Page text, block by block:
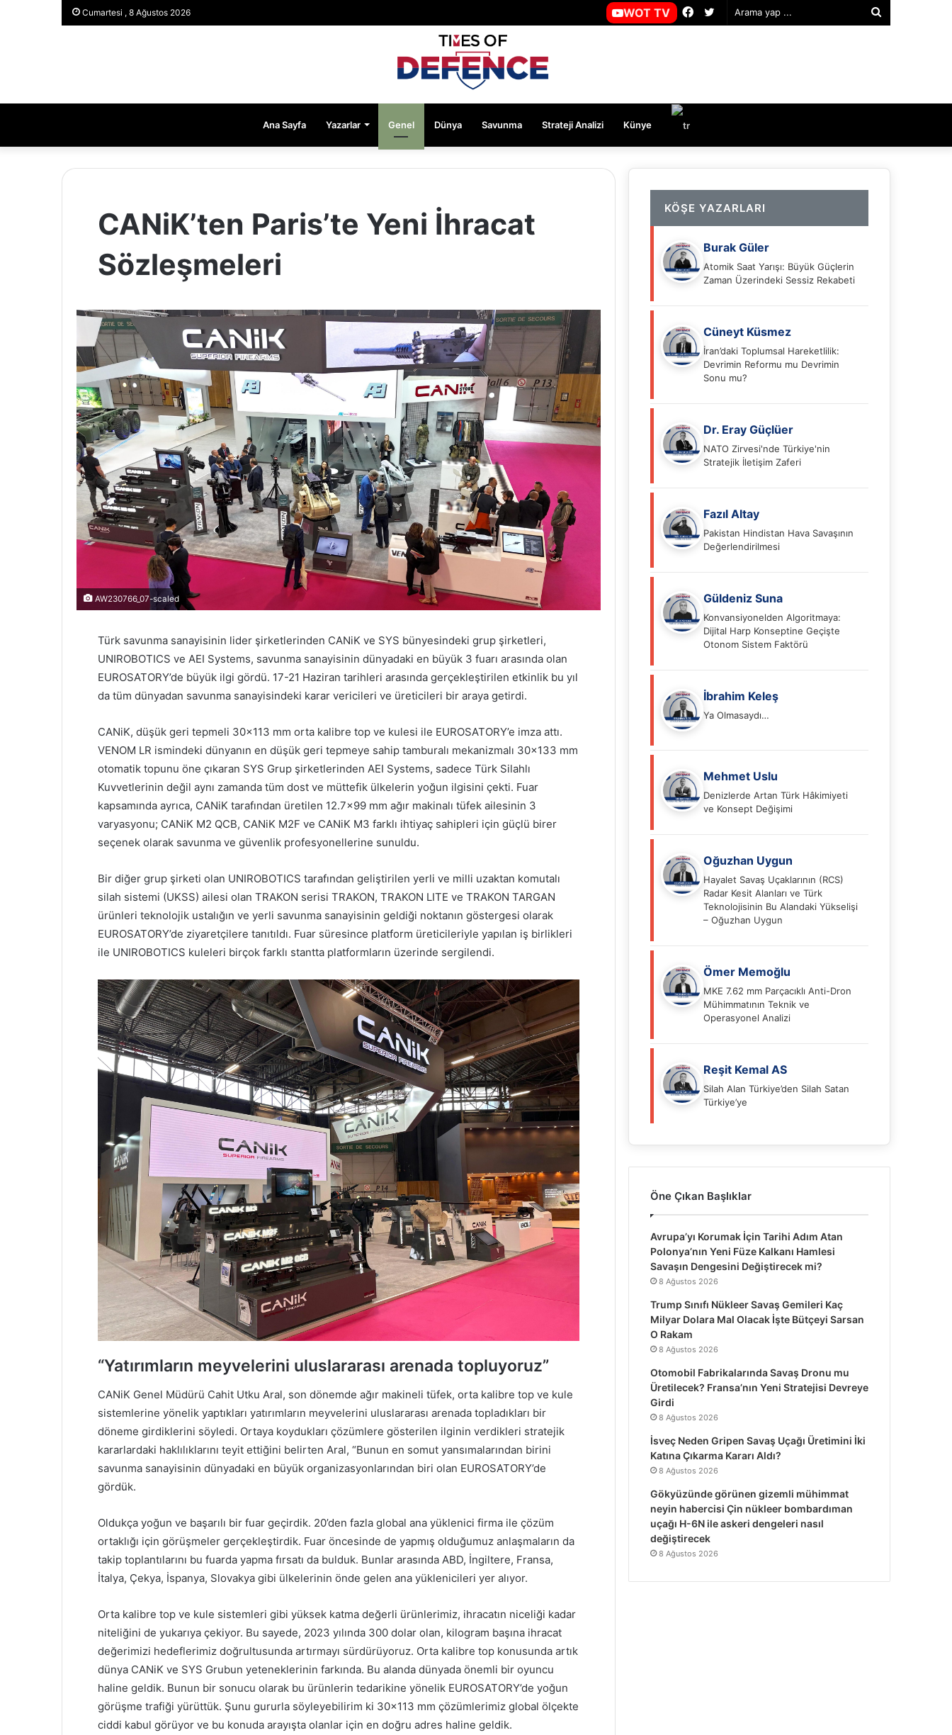
Cumartesi , 8 Ağustos 2026 Twitter
Facebook
WOT TV
Ana Sayfa Yazarlar Genel Dünya Savunma Strateji Analizi Künye
CANiK’ten Paris’te Yeni İhracat
Sözleşmeleri
AW230766_07-scaled
Türk savunma sanayisinin lider şirketlerinden CANiK ve SYS bünyesindeki grup şirketleri,
UNIROBOTICS ve AEI Systems, savunma sanayisinin dünyadaki en büyük 3 fuarı arasında olan
EUROSATORY’de büyük ilgi gördü. 17-21 Haziran tarihleri arasında gerçekleştirilen etkinlik bu yıl
da tüm dünyadan savunma sanayisindeki karar vericileri ve üreticileri bir araya getirdi.
CANiK, düşük geri tepmeli 30×113 mm orta kalibre top ve kulesi ile EUROSATORY’e imza attı.
VENOM LR ismindeki dünyanın en düşük geri tepmeye sahip tamburalı mekanizmalı 30×133 mm
otomatik topunu öne çıkaran SYS Grup şirketlerinden AEI Systems, sadece Türk Silahlı
Kuvvetlerinin değil aynı zamanda tüm dost ve müttefik ülkelerin yoğun ilgisini çekti. Fuar
kapsamında ayrıca, CANiK tarafından üretilen 12.7×99 mm ağır makinalı tüfek ailesinin 3
varyasyonu; CANiK M2 QCB, CANiK M2F ve CANiK M3 farklı ihtiyaç sahipleri için güçlü birer
seçenek olarak savunma ve güvenlik profesyonellerine sunuldu.
Bir diğer grup şirketi olan UNIROBOTICS tarafından geliştirilen yerli ve milli uzaktan komutalı
silah sistemi (UKSS) ailesi olan TRAKON serisi TRAKON, TRAKON LITE ve TRAKON TARGAN
ürünleri teknolojik ustalığın ve yerli savunma sanayisinin geldiği noktanın göstergesi olarak
EUROSATORY’de ziyaretçilere tanıtıldı. Fuar süresince platform üreticileriyle yapılan iş birlikleri
ile UNIROBOTICS kuleleri birçok farklı stantta platformların üzerinde sergilendi.
“Yatırımların meyvelerini uluslararası arenada topluyoruz”
CANiK Genel Müdürü Cahit Utku Aral, son dönemde ağır makineli tüfek, orta kalibre top ve kule
sistemlerine yönelik yaptıkları yatırımların meyvelerini uluslararası arenada topladıkları bir
döneme girdiklerini söyledi. Ortaya koydukları çözümlere gösterilen ilginin verdikleri stratejik
kararlardaki haklılıklarını teyit ettiğini belirten Aral, “Bunun en somut yansımalarından birini
savunma sanayisinin dünyadaki en büyük organizasyonlarından biri olan EUROSATORY’de
gördük.
Oldukça yoğun ve başarılı bir fuar geçirdik. 20’den fazla global ana yüklenici firma ile çözüm
ortaklığı için görüşmeler gerçekleştirdik. Fuar öncesinde de yapmış olduğumuz anlaşmaların da
takip toplantılarını bu fuarda yapma fırsatı da bulduk. Bunlar arasında ABD, İngiltere, Fransa,
İtalya, Çekya, İspanya, Slovakya gibi ülkelerinin önde gelen ana yüklenicileri yer alıyor.
Orta kalibre top ve kule sistemleri gibi yüksek katma değerli ürünlerimiz, ihracatın niceliği kadar
niteliğini de yukarıya çekiyor. Bu sayede, 2023 yılında 300 dolar olan, kilogram başına ihracat
değerimizi hedeflerimiz doğrultusunda artırmayı sürdürüyoruz. Orta kalibre top konusunda artık
dünya CANiK ve SYS Grubun yeteneklerinin farkında. Bu alanda dünyada önemli bir oyuncu
haline geldik. Bunun bir sonucu olarak bu ürünlerin tedarikine yönelik EUROSATORY’de yoğun
görüşme trafiği yürüttük. Şunu gururla söyleyebilirim ki 30×113 mm çözümlerimiz global ölçekte
ciddi kabul görüyor ve bu konuda arayışta olanlar için en doğru adres haline geldik.
KÖŞE YAZARLARI
Burak Güler
Atomik Saat Yarışı: Büyük Güçlerin
Zaman Üzerindeki Sessiz Rekabeti
Cüneyt Küsmez
İran’daki Toplumsal Hareketlilik:
Devrimin Reformu mu Devrimin
Sonu mu?
Dr. Eray Güçlüer
NATO Zirvesi'nde Türkiye'nin
Stratejik İletişim Zaferi
Fazıl Altay
Pakistan Hindistan Hava Savaşının
Değerlendirilmesi
Güldeniz Suna
Konvansiyonelden Algoritmaya:
Dijital Harp Konseptine Geçişte
Otonom Sistem Faktörü
İbrahim Keleş
Ya Olmasaydı…
Mehmet Uslu
Denizlerde Artan Türk Hâkimiyeti
ve Konsept Değişimi
Oğuzhan Uygun
Hayalet Savaş Uçaklarının (RCS)
Radar Kesit Alanları ve Türk
Teknolojisinin Bu Alandaki Yükselişi
– Oğuzhan Uygun
Ömer Memoğlu
MKE 7.62 mm Parçacıklı Anti-Dron
Mühimmatının Teknik ve
Operasyonel Analizi
Reşit Kemal AS
Silah Alan Türkiye’den Silah Satan
Türkiye’ye
Öne Çıkan Başlıklar
Avrupa’yı Korumak İçin Tarihi Adım Atan
Polonya’nın Yeni Füze Kalkanı Hamlesi
Savaşın Dengesini Değiştirecek mi?
8 Ağustos 2026
Trump Sınıfı Nükleer Savaş Gemileri Kaç
Milyar Dolara Mal Olacak İşte Bütçeyi Sarsan
O Rakam
8 Ağustos 2026
Otomobil Fabrikalarında Savaş Dronu mu
Üretilecek? Fransa’nın Yeni Stratejisi Devreye
Girdi
8 Ağustos 2026
İsveç Neden Gripen Savaş Uçağı Üretimini İki
Katına Çıkarma Kararı Aldı?
8 Ağustos 2026
Gökyüzünde görünen gizemli mühimmat
neyin habercisi Çin nükleer bombardıman
uçağı H-6N ile askeri dengeleri nasıl
değiştirecek
8 Ağustos 2026